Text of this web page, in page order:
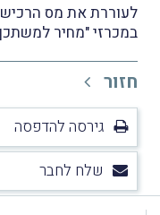
לעוררת את מס
במכרזי "מחיר
חזור
גירסה להדפסה
שלח לחבר